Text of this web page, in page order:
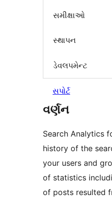
સમીક્ષાઓ
સ્થાપન
ડેવલપમેન્ટ
સપોર્ટ
વર્ણન
Search Analytics
history of the
your users and
of statistics
of posts resulted